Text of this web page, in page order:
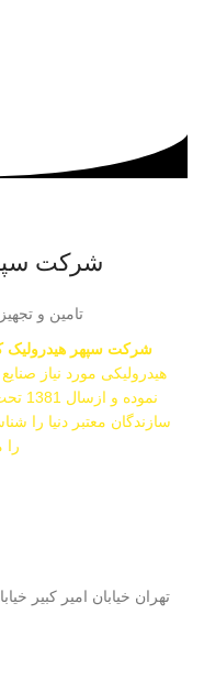
شرکت
تامین و
شرکت سپهر هیدرولیک
سازندگان معتبر دنیا را
را
تهران خیابان امیر کبیر خیابان